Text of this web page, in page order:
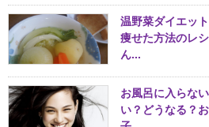
温野菜ダイエッ
痩せた方法のレ
ん...
お風呂に入らな
い？どうなる？